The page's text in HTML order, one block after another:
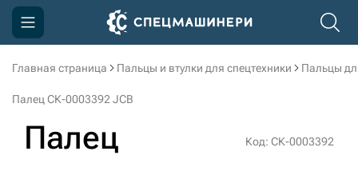
Главная страница Пальцы и втулки для спецтехники Пальцы
Палец СК-0003392 JCB
Палец Код: СК-0003392
Компания
Доставка и оплата